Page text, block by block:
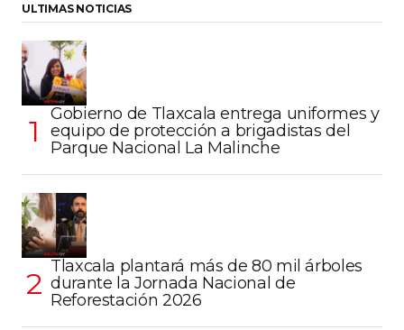
ULTIMAS NOTICIAS
Gobierno de Tlaxcala entrega uniformes y
equipo de protección a brigadistas del
Parque Nacional La Malinche
Tlaxcala plantará más de 80 mil árboles
durante la Jornada Nacional de
Reforestación 2026